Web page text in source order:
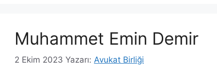
Muhammet Emin Demir
2 Ekim 2023 Yazarı: Avukat Birliği